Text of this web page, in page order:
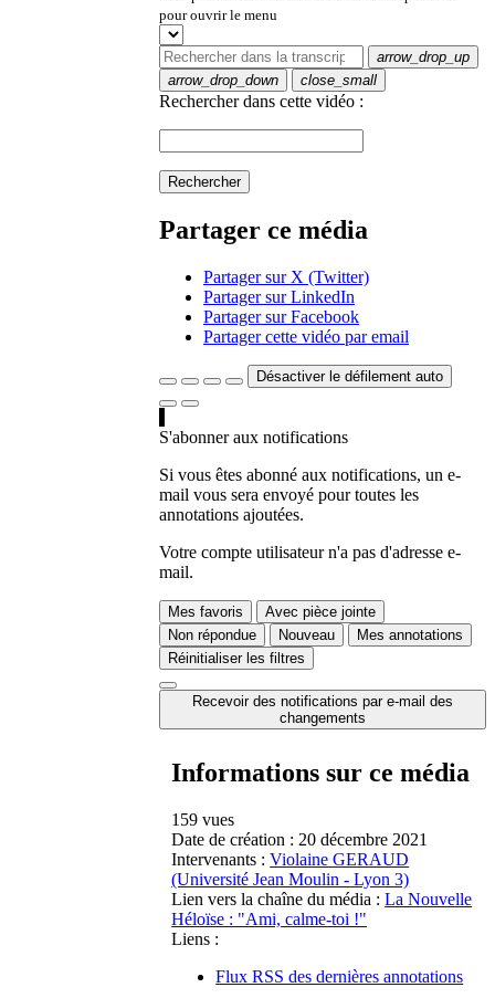
pour ouvrir le menu
arrow_drop_up
arrow_drop_down
close_small
Rechercher dans cette vidéo :
Rechercher
Partager ce média
Partager sur X (Twitter)
Partager sur LinkedIn
Partager sur Facebook
Partager cette vidéo par email
Désactiver le défilement auto
S'abonner aux notifications
Si vous êtes abonné aux notifications, un e-
mail vous sera envoyé pour toutes les
annotations ajoutées.
Votre compte utilisateur n'a pas d'adresse e-
mail.
Mes favoris
Avec pièce jointe
Non répondue
Nouveau
Mes annotations
Réinitialiser les filtres
Recevoir des notifications par e-mail des
changements
Informations sur ce média
159 vues
Date de création : 20 décembre 2021
Intervenants : Violaine GERAUD
(Université Jean Moulin - Lyon 3)
Lien vers la chaîne du média : La Nouvelle
Héloïse : "Ami, calme-toi !"
Liens :
Flux RSS des dernières annotations